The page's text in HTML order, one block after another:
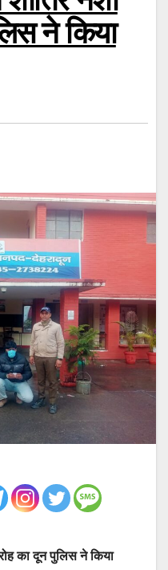
ने किया
का दून पुलिस ने किया